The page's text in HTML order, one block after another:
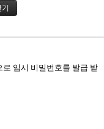
임시 비밀번호를 발급 받